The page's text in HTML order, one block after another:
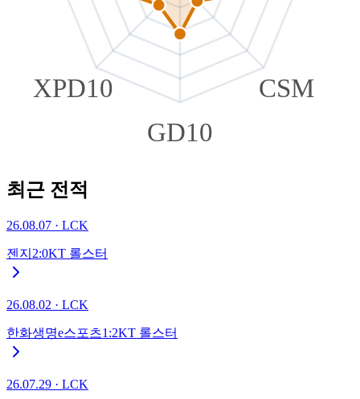
CSM
GD10
XPD10
최근 전적
26.08.07 · LCK
젠지 2:0KT 롤스터
26.08.02 · LCK
한화생명e스포츠1 :2KT 롤스터
26.07.29 · LCK